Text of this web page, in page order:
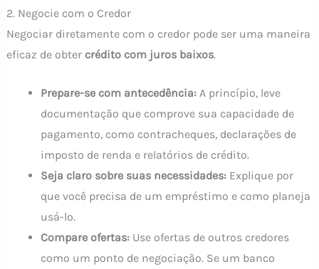
2. Negocie com o Credor
Negociar diretamente com o credor pode ser uma maneira
eficaz de obter crédito com juros baixos.
Prepare-se com antecedência:A princípio, leve
documentação que comprove sua capacidade de
pagamento, como contracheques, declarações de
imposto de renda e relatórios de crédito.
Seja claro sobre suas necessidades:Explique por
que você precisa de um empréstimo e como planeja
usá-lo.
Compare ofertas:Use ofertas de outros credores
como um ponto de negociação. Se um banco